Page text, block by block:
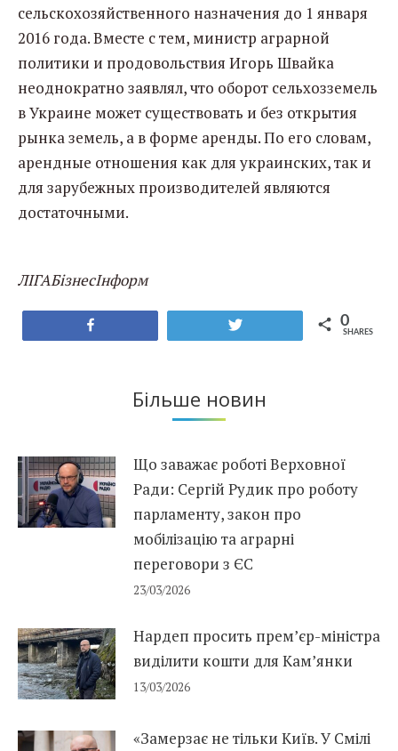
сельскохозяйственного назначения до 1 января
2016 года. Вместе с тем, министр аграрной
политики и продовольствия Игорь Швайка
неоднократно заявлял, что оборот сельхозземель
в Украине может существовать и без открытия
рынка земель, а в форме аренды. По его словам,
арендные отношения как для украинских, так и
для зарубежных производителей являются
достаточными.
ЛIГАБiзнесIнформ
0
SHARES
Більше новин
Що заважає роботі Верховної
Ради: Сергій Рудик про роботу
парламенту, закон про
мобілізацію та аграрні
переговори з ЄС
23/03/2026
Нардеп просить прем’єр-міністра
виділити кошти для Кам’янки
13/03/2026
«Замерзає не тільки Київ. У Смілі